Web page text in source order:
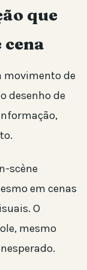
que
cena
movimento de
desenho de
scène
em cenas
O
mesmo